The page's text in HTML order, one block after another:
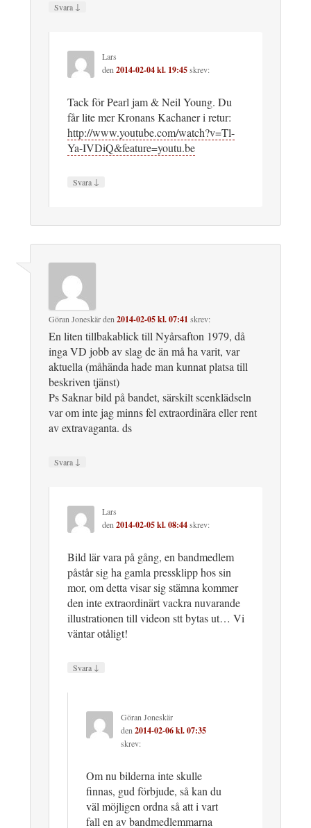
Svara ↓
Lars
den2014-02-04 kl. 19:45skrev:
Tack för Pearl jam & Neil Young. Du
får lite mer Kronans Kachaner i retur:
http://www.youtube.com/watch?v=Tl-
Ya-IVDiQ&feature=youtu.be
Svara ↓
Göran Joneskärden2014-02-05 kl. 07:41 skrev:
En liten tillbakablick till Nyårsafton 1979, då
inga VD jobb av slag de än må ha varit, var
aktuella (måhända hade man kunnat platsa till
beskriven tjänst)
Ps Saknar bild på bandet, särskilt scenklädseln
var om inte jag minns fel extraordinära eller rent
av extravaganta. ds
Svara ↓
Lars
den2014-02-05 kl. 08:44skrev:
Bild lär vara på gång, en bandmedlem
påstår sig ha gamla pressklipp hos sin
mor, om detta visar sig stämna kommer
den inte extraordinärt vackra nuvarande
illustrationen till videon stt bytas ut… Vi
väntar otåligt!
Svara ↓
Göran Joneskär
den2014-02-06 kl. 07:35
skrev:
Om nu bilderna inte skulle
finnas, gud förbjude, så kan du
väl möjligen ordna så att i vart
fall en av bandmedlemmarna